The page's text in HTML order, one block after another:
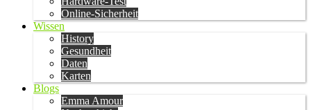
Online-Sicherheit
Wissen
History
Gesundheit
Daten
Karten
Blogs
Emma Amour